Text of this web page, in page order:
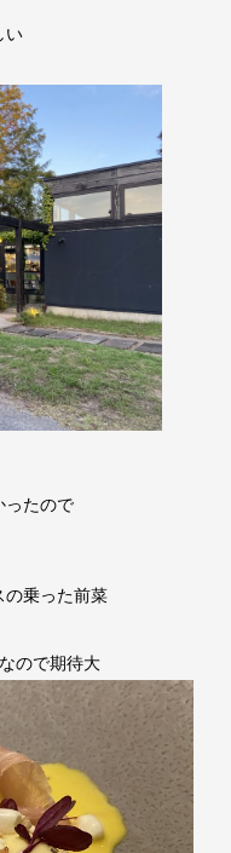
い
ったので
の乗った前菜
ので期待大